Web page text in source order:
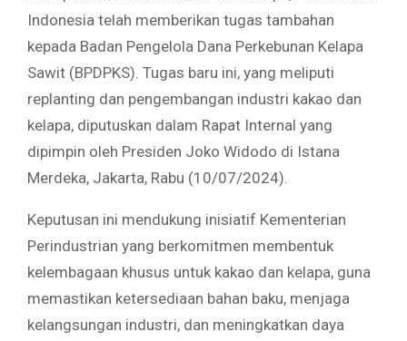
Indonesia telah memberikan tugas tambahan
kepada Badan Pengelola Dana Perkebunan Kelapa
Sawit (BPDPKS). Tugas baru ini, yang meliputi
replanting dan pengembangan industri kakao dan
kelapa, diputuskan dalam Rapat Internal yang
dipimpin oleh Presiden Joko Widodo di Istana
Merdeka, Jakarta, Rabu (10/07/2024).
Keputusan ini mendukung inisiatif Kementerian
Perindustrian yang berkomitmen membentuk
kelembagaan khusus untuk kakao dan kelapa, guna
memastikan ketersediaan bahan baku, menjaga
kelangsungan industri, dan meningkatkan daya